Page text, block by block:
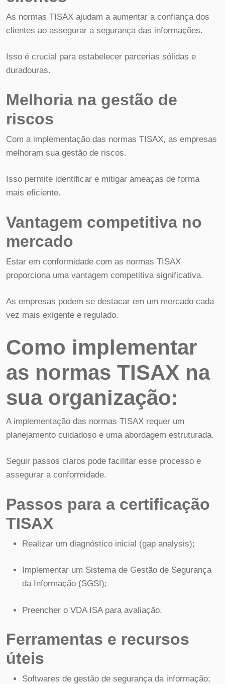
As normas TISAX ajudam a aumentar a confiança dos
clientes ao assegurar a segurança das informações.
Isso é crucial para estabelecer parcerias sólidas e
duradouras.
Melhoria na gestão de
riscos
Com a implementação das normas TISAX, as empresas
melhoram sua gestão de riscos.
Isso permite identificar e mitigar ameaças de forma
mais eficiente.
Vantagem competitiva no
mercado
Estar em conformidade com as normas TISAX
proporciona uma vantagem competitiva significativa.
As empresas podem se destacar em um mercado cada
vez mais exigente e regulado.
Como implementar
as normas TISAX na
sua organização:
A implementação das normas TISAX requer um
planejamento cuidadoso e uma abordagem estruturada.
Seguir passos claros pode facilitar esse processo e
assegurar a conformidade.
Passos para a certificação
TISAX
Realizar um diagnóstico inicial (gap analysis);
Implementar um Sistema de Gestão de Segurança
da Informação (SGSI);
Preencher o VDA ISA para avaliação.
Ferramentas e recursos
úteis
Softwares de gestão de segurança da informação;